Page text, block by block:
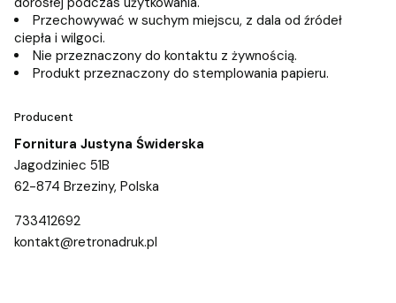
Przechowywać w suchym miejscu, z dala od źródeł
ciepła i wilgoci.
Nie przeznaczony do kontaktu z żywnością.
Produkt przeznaczony do stemplowania papieru.
Producent
Fornitura Justyna Świderska
Jagodziniec 51B
62-874 Brzeziny, Polska
733412692
kontakt@retronadruk.pl